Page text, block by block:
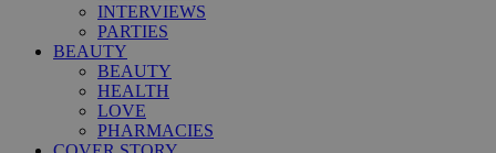
INTERVIEWS
PARTIES
BEAUTY
BEAUTY
HEALTH
LOVE
PHARMACIES